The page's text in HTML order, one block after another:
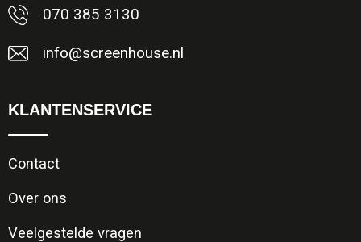
070 385 3130
info@screenhouse.nl
KLANTENSERVICE
Contact
Over ons
Veelgestelde vragen